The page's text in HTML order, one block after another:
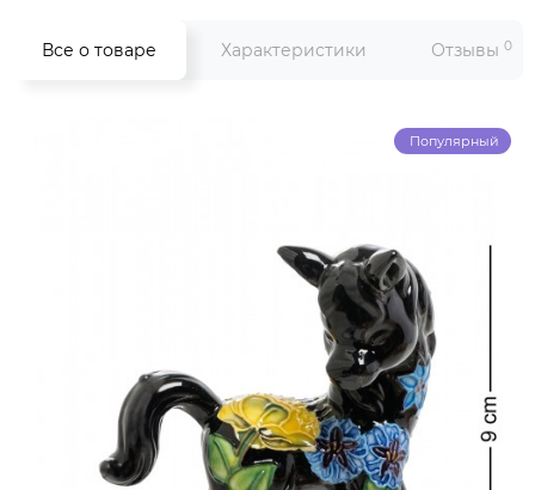
Все о товаре Характеристики Отзывы 0
Популярный